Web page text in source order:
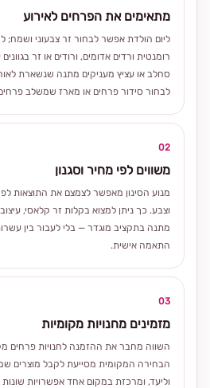
מתאימים את הפרחים לאירוע
ליום הולדת אפשר לבחור זר צבעוני ושמח;
רומנטית ורדים אדומים, ורודים או זר
סחלב או עציץ מעניקים מתנה שנשארת
לבחור סידור פרחים או מארז שמשלב פרחים,
02
משווים לפי מחיר וסגנון
מנוע הסינון מאפשר לצמצם את התוצאות
וצבע. כך ניתן למצוא בקלות זר קלאסי,
מתנה בתקציב מוגדר — בלי לעבור בין
התאמה אישית.
03
מזמינים מחנויות מקומיות
השווה מחבר את ההזמנה לחנויות פרחים
הבחירה המקומית מסייעת לקבל מוצרים
וליעד, ומרכזת במקום אחד אפשרויות